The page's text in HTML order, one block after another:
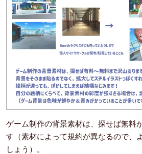
ゲーム制作の背景素材は、探せば無料
す（素材によって規約が異なるので、
しょう）。